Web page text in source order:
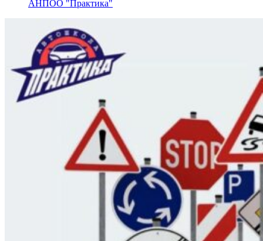
АНПОО "Практика"